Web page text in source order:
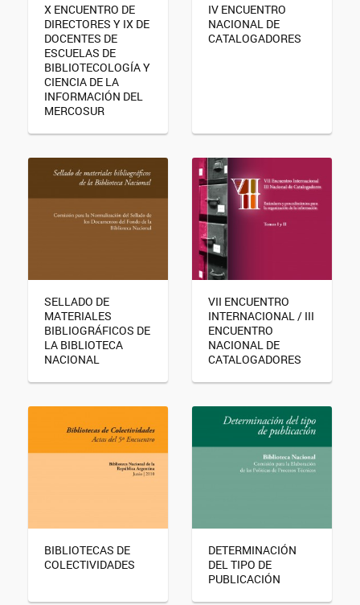
X ENCUENTRO DE
DIRECTORES Y IX DE
DOCENTES DE
ESCUELAS DE
BIBLIOTECOLOGÍA Y
CIENCIA DE LA
INFORMACIÓN DEL
MERCOSUR
IV ENCUENTRO
NACIONAL DE
CATALOGADORES
SELLADO DE
MATERIALES
BIBLIOGRÁFICOS DE
LA BIBLIOTECA
NACIONAL
VII ENCUENTRO
INTERNACIONAL / III
ENCUENTRO
NACIONAL DE
CATALOGADORES
BIBLIOTECAS DE
COLECTIVIDADES
DETERMINACIÓN
DEL TIPO DE
PUBLICACIÓN